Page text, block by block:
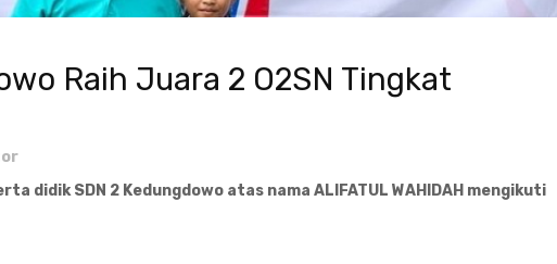
Raih Juara 2 O2SN Tingkat
didikSDN 2 Kedungdowo atas nama ALIFATUL WAHIDAH mengikuti